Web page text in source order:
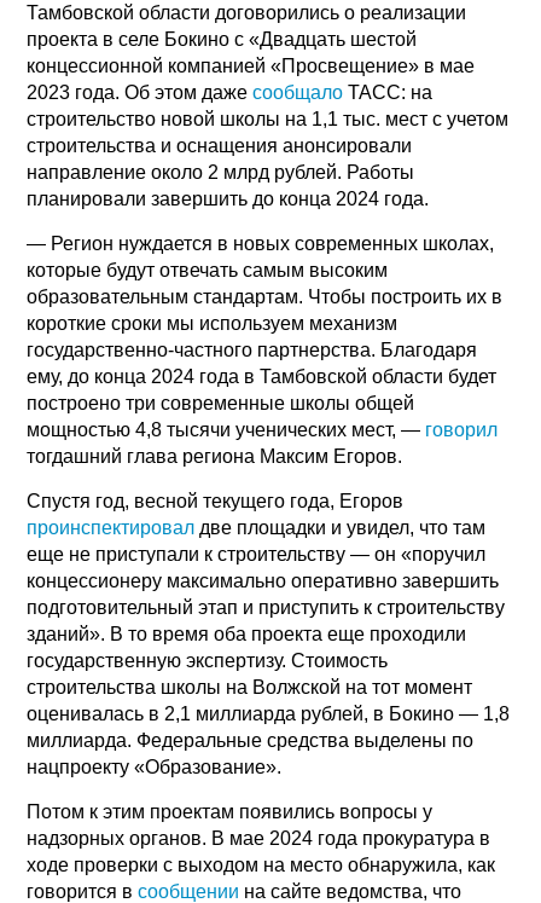
Тамбовской области договорились о реализации
проекта в селе Бокино с «Двадцать шестой
концессионной компанией «Просвещение» в мае
2023 года. Об этом дажесообщало ТАСС: на
строительство новой школы на 1,1 тыс. мест с учетом
строительства и оснащения анонсировали
направление около 2 млрд рублей. Работы
планировали завершить до конца 2024 года.
— Регион нуждается в новых современных школах,
которые будут отвечать самым высоким
образовательным стандартам. Чтобы построить их в
короткие сроки мы используем механизм
государственно-частного партнерства. Благодаря
ему, до конца 2024 года в Тамбовской области будет
построено три современные школы общей
мощностью 4,8 тысячи ученических мест, — говорил
тогдашний глава региона Максим Егоров.
Спустя год, весной текущего года, Егоров
проинспектировал две площадки и увидел, что там
еще не приступали к строительству — он «поручил
концессионеру максимально оперативно завершить
подготовительный этап и приступить к строительству
зданий». В то время оба проекта еще проходили
государственную экспертизу. Стоимость
строительства школы на Волжской на тот момент
оценивалась в 2,1 миллиарда рублей, в Бокино — 1,8
миллиарда. Федеральные средства выделены по
нацпроекту «Образование».
Потом к этим проектам появились вопросы у
надзорных органов. В мае 2024 года прокуратура в
ходе проверки с выходом на место обнаружила, как
говорится всообщении на сайте ведомства, что